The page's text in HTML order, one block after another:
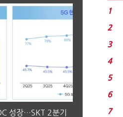
성장…SKT 2분기
1
2
3
4
5
6
7